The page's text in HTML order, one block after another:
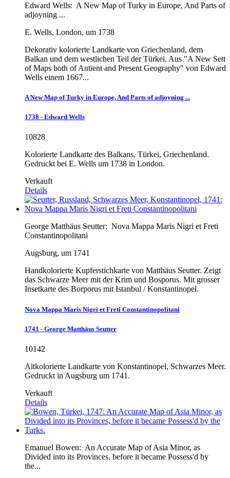
Edward Wells: A New Map of Turky in Europe, And Parts of
adjoyning ...
E. Wells, London, um 1738
Dekorativ kolorierte Landkarte von Griechenland, dem
Balkan und dem westlichen Teil der Türkei. Aus "A New Sett
of Maps both of Antient and Present Geography" von Edward
Wells einem 1667...
A New Map of Turky in Europe, And Parts of adjoyning ...
1738 - Edward Wells
10828
Kolorierte Landkarte des Balkans, Türkei, Griechenland.
Gedruckt bei E. Wells um 1738 in London.
Verkauft
Details
George Matthäus Seutter: Nova Mappa Maris Nigri et Freti
Constantinopolitani
Augsburg, um 1741
Handkolorierte Kupferstichkarte von Matthäus Seutter. Zeigt
das Schwarze Meer mit der Krim und Bosporus. Mit grosser
Insetkarte des Borporus mit Istanbul / Konstantinopel.
Nova Mappa Maris Nigri et Freti Constantinopolitani
1741 - George Matthäus Seutter
10142
Altkolorierte Landkarte von Konstantinopel, Schwarzes Meer.
Gedruckt in Augsburg um 1741.
Verkauft
Details
Emanuel Bowen: An Accurate Map of Asia Minor, as
Divided into its Provinces, before it became Possess'd by
the...